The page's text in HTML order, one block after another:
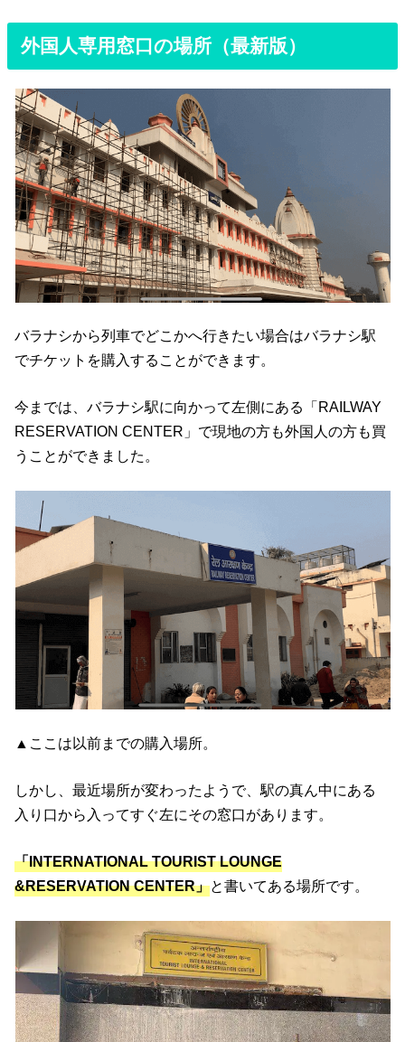
外国人専用窓口の場所（最新版）
バラナシから列車でどこかへ行きたい場合はバラナシ駅
でチケットを購入することができます。
今までは、バラナシ駅に向かって左側にある「RAILWAY
RESERVATION CENTER」で現地の方も外国人の方も買
うことができました。
▲ここは以前までの購入場所。
しかし、最近場所が変わったようで、駅の真ん中にある
入り口から入ってすぐ左にその窓口があります。
「INTERNATIONAL TOURIST LOUNGE
&RESERVATION CENTER」と書いてある場所です。